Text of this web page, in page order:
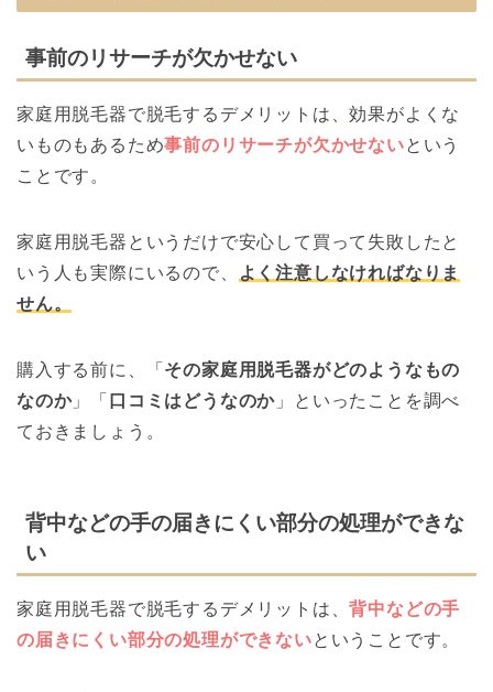
事前のリサーチが欠かせない
家庭用脱毛器で脱毛するデメリットは、効果がよくな
いものもあるため事前のリサーチが欠かせないという
ことです。
家庭用脱毛器というだけで安心して買って失敗したと
いう人も実際にいるので、
よく注意しなければなりま
せん。
購入する前に、「 その家庭用脱毛器がどのようなもの
なのか」「 口コミはどうなのか 」といったことを調べ
ておきましょう。
背中などの手の届きにくい部分の処理ができな
い
家庭用脱毛器で脱毛するデメリットは、背中などの手
の届きにくい部分の処理ができないということです。